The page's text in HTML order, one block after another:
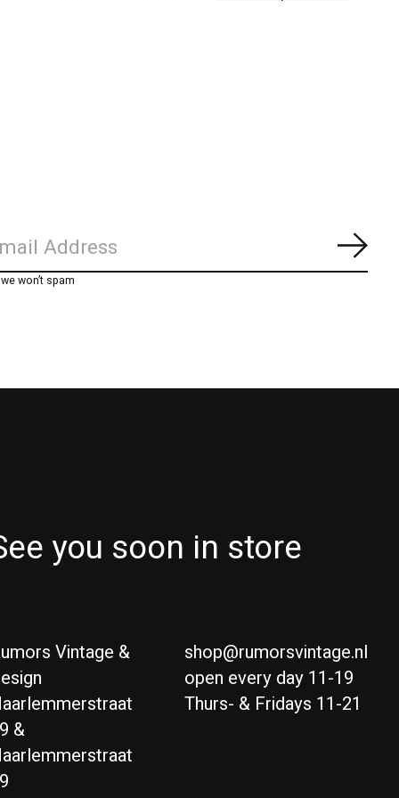
won’t spam
you soon in store
Vintage &
&
shop@rumorsvintage.nl
open every day 11-19
Thurs- & Fridays 11-21